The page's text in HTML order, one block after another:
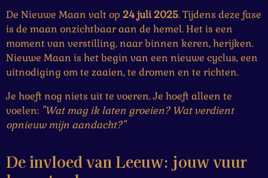
De Nieuwe Maan valt op 24 juli 2025. Tijdens deze fase
is de maan onzichtbaar aan de hemel. Het is een
moment van verstilling, naar binnen keren, herijken.
Nieuwe Maan is het begin van een nieuwe cyclus, een
uitnodiging om te zaaien, te dromen en te richten.
Je hoeft nog niets uit te voeren. Je hoeft alleen te
voelen: "Wat mag ik laten groeien? Wat verdient
opnieuw mijn aandacht?"
De invloed van Leeuw: jouw vuur